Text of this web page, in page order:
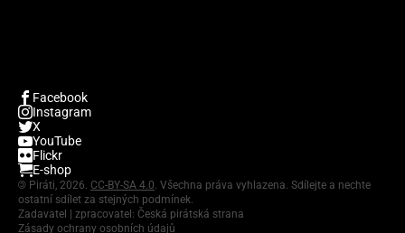
Facebook
Instagram
X
YouTube
Flickr
E-shop
© Piráti, 2026. CC-BY-SA 4.0 . Všechna práva vyhlazena. Sdílejte a nechte
ostatní sdílet za stejných podmínek.
Zadavatel | zpracovatel: Česká pirátská strana
Zásady ochrany osobních údajů